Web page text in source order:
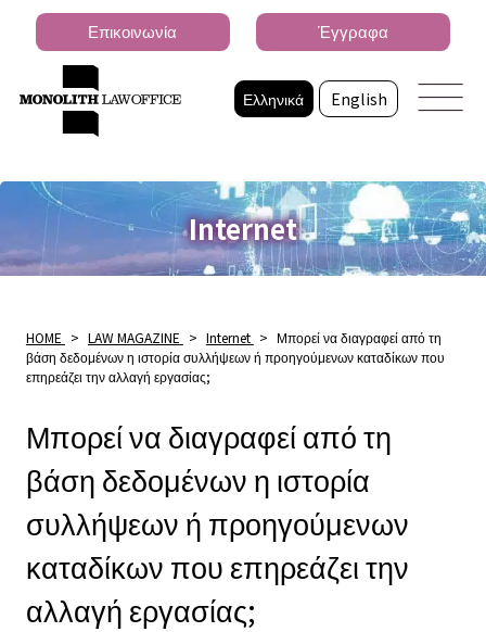
Ελληνικά English
Επικοινωνία Έγγραφα
Internet
HOME > LAW MAGAZINE > Internet > Μπορεί να διαγραφεί από τη
βάση δεδομένων η ιστορία συλλήψεων ή προηγούμενων καταδίκων που
επηρεάζει την αλλαγή εργασίας;
Μπορεί να διαγραφεί από τη
βάση δεδομένων η ιστορία
συλλήψεων ή προηγούμενων
καταδίκων που επηρεάζει την
αλλαγή εργασίας;